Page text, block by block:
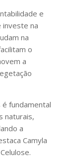
e
investe na
na
o
a
fundamental
naturais,
a
Camyla